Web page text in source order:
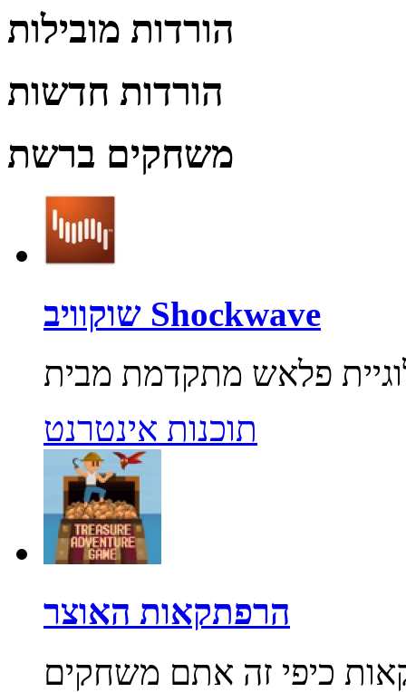
הורדות מובילות
הורדות חדשות
משחקים ברשת
שוקוויב Shockwave
תוכנות אינטרנט
הרפתקאות האוצר